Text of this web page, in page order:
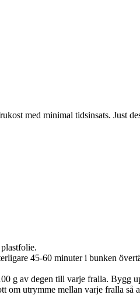
med minimal tidsinsats. Just
45-60 minuter i bunken
g av degen till varje fralla. Bygg
om utrymme mellan varje fralla så